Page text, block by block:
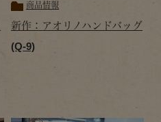
商品情報
新作：アオリノハンドバッグ
(Q-9)